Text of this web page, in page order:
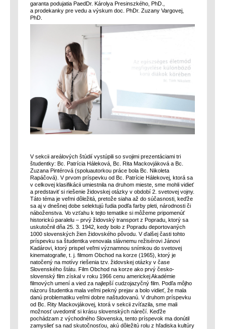
garanta podujatia PaedDr. Károlya Presinszkého, PhD.,
a prodekanky pre vedu a výskum doc. PhDr. Zuzany Vargovej,
PhD.
V sekcii areálových štúdií vystúpili so svojimi prezentáciami tri
študentky: Bc. Patrícia Háleková, Bc. Rita Mackovjáková a Bc.
Zuzana Pintérová (spoluautorkou práce bola Bc. Nikoleta
Rapáčová). V prvom príspevku od Bc. Patrície Hálekovej, ktorá sa
v celkovej klasifikácii umiestnila na druhom mieste, sme mohli vidieť
a predstaviť si riešenie židovskej otázky v období 2. svetovej vojny.
Táto téma je veľmi dôležitá, pretože siaha až do súčasnosti, keďže
sa aj v dnešnej dobe selektujú ľudia podľa farby pleti, národnosti či
náboženstva. Vo vzťahu k tejto tematike si môžeme pripomenúť
historickú paralelu – prvý židovský transport z Popradu, ktorý sa
uskutočnil dňa 25. 3. 1942, kedy bolo z Popradu deportovaných
1000 slovenských žien židovského pôvodu. V ďalšej časti tohto
príspevku sa študentka venovala slávnemu režisérovi Jánovi
Kadárovi, ktorý prispel veľmi významnou snímkou do svetovej
kinematografie, t. j. filmom Obchod na korze (1965), ktorý je
natočený na motívy riešenia tzv. židovskej otázky v čase
Slovenského štátu. Film Obchod na korze ako prvý česko-
slovenský film získal v roku 1966 cenu americkej Akadémie
filmových umení a vied za najlepší cudzojazyčný film. Podľa môjho
názoru študentka mala veľmi pekný prejav a bolo vidieť, že mala
danú problematiku veľmi dobre naštudovanú. V druhom príspevku
od Bc. Rity Mackovjákovej, ktorá v sekcii zvíťazila, sme mali
možnosť uvedomiť si krásu slovenských nárečí. Keďže
pochádzam z východného Slovenska, tento príspevok ma donútil
zamyslieť sa nad skutočnosťou, akú dôležitú rolu z hľadiska kultúry